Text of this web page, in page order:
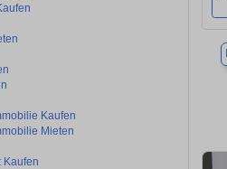
Kaufen
Mieten
Kaufen